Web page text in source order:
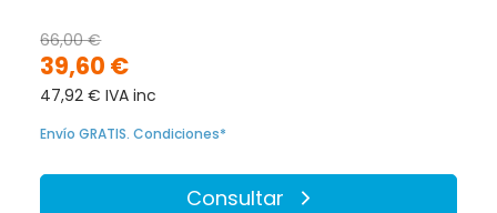
39,60 €
66,00 €
47,92 € IVA inc
Envío GRATIS. Condiciones*
Consultar